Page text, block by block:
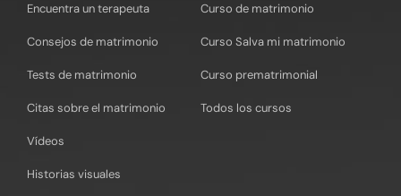
Encuentra un terapeuta
Consejos de matrimonio
Tests de matrimonio
Citas sobre el matrimonio
Vídeos
Historias visuales
Curso de matrimonio
Curso Salva mi matrimonio
Curso prematrimonial
Todos los cursos